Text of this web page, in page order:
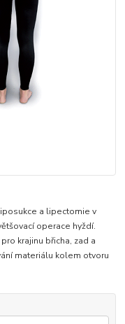
a lipectomie v
operace hyždí.
krajinu břicha, zad a
materiálu kolem otvoru